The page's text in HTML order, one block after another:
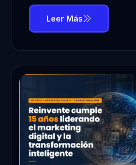
Leer Más